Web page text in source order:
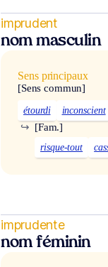
imprudent
nom masculin
Sens principaux
[Sens commun]
étourdi inconscient
[Fam.]
↪
risque-tout
imprudente
nom féminin